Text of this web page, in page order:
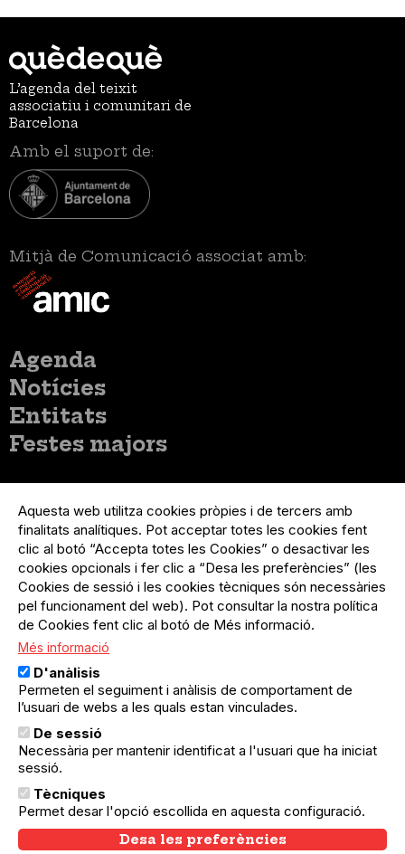
L’agenda del teixit
associatiu i comunitari de
Barcelona
Amb el suport de:
Mitjà de Comunicació associat amb:
Menú
principal
Agenda
Notícies
Entitats
Festes majors
del
compte
d'usuari
Menú
usuari
no
loggat
Registre organització
Menú
Peu
Sobre el projecte
Preguntes freqüents
Contacte
Menú
Legal
Política de privacitat
Avís legal
Política de cookies
El Quèdequè no es fa responsable de les activitats
programades; en són responsables els col·lectius
organitzadors.
© Quedequè, 2025
Aquesta web utilitza cookies pròpies i de tercers amb
finalitats analítiques. Pot acceptar totes les cookies fent
clic al botó “Accepta totes les Cookies” o desactivar les
cookies opcionals i fer clic a “Desa les preferències” (les
Cookies de sessió i les cookies tècniques són necessàries
pel funcionament del web). Pot consultar la nostra política
de Cookies fent clic al botó de Més informació.
Més informació
D'anàlisis
Permeten el seguiment i anàlisis de comportament de
l’usuari de webs a les quals estan vinculades.
De sessió
Necessària per mantenir identificat a l'usuari que ha iniciat
sessió.
Tècniques
Permet desar l'opció escollida en aquesta configuració.
Desa les preferències